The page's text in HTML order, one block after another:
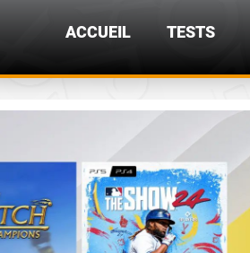
ACCUEIL TESTS